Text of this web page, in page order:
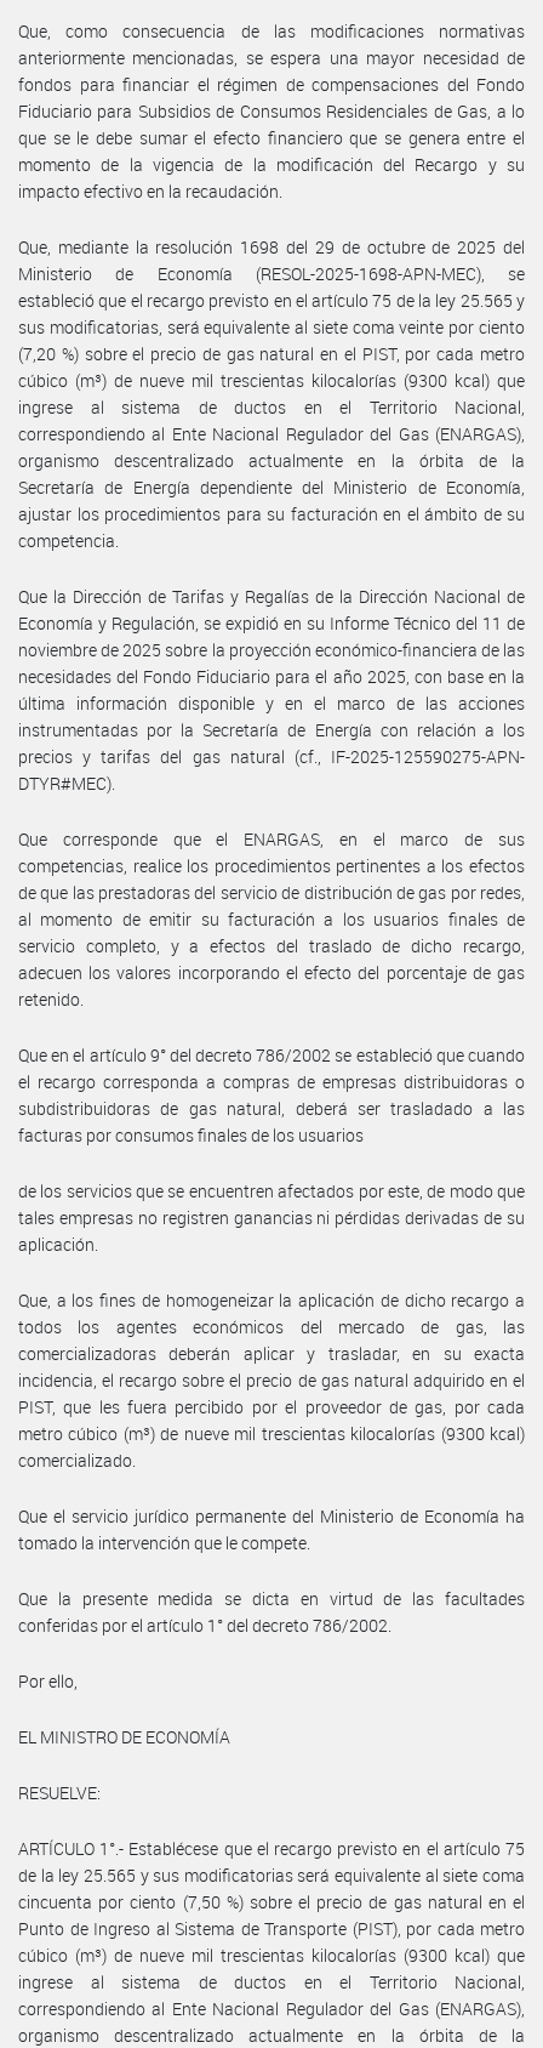
Que, como consecuencia de las modificaciones normativas
anteriormente mencionadas, se espera una mayor necesidad de
fondos para financiar el régimen de compensaciones del Fondo
Fiduciario para Subsidios de Consumos Residenciales de Gas, a lo
que se le debe sumar el efecto financiero que se genera entre el
momento de la vigencia de la modificación del Recargo y su
impacto efectivo en la recaudación.
Que, mediante la resolución 1698 del 29 de octubre de 2025 del
Ministerio de Economía (RESOL-2025-1698-APN-MEC), se
estableció que el recargo previsto en el artículo 75 de la ley 25.565 y
sus modificatorias, será equivalente al siete coma veinte por ciento
(7,20 %) sobre el precio de gas natural en el PIST, por cada metro
cúbico (m³) de nueve mil trescientas kilocalorías (9300 kcal) que
ingrese al sistema de ductos en el Territorio Nacional,
correspondiendo al Ente Nacional Regulador del Gas (ENARGAS),
organismo descentralizado actualmente en la órbita de la
Secretaría de Energía dependiente del Ministerio de Economía,
ajustar los procedimientos para su facturación en el ámbito de su
competencia.
Que la Dirección de Tarifas y Regalías de la Dirección Nacional de
Economía y Regulación, se expidió en su Informe Técnico del 11 de
noviembre de 2025 sobre la proyección económico-financiera de las
necesidades del Fondo Fiduciario para el año 2025, con base en la
última información disponible y en el marco de las acciones
instrumentadas por la Secretaría de Energía con relación a los
precios y tarifas del gas natural (cf., IF-2025-125590275-APN-
DTYR#MEC).
Que corresponde que el ENARGAS, en el marco de sus
competencias, realice los procedimientos pertinentes a los efectos
de que las prestadoras del servicio de distribución de gas por redes,
al momento de emitir su facturación a los usuarios finales de
servicio completo, y a efectos del traslado de dicho recargo,
adecuen los valores incorporando el efecto del porcentaje de gas
retenido.
Que en el artículo 9° del decreto 786/2002 se estableció que cuando
el recargo corresponda a compras de empresas distribuidoras o
subdistribuidoras de gas natural, deberá ser trasladado a las
facturas por consumos finales de los usuarios
de los servicios que se encuentren afectados por este, de modo que
tales empresas no registren ganancias ni pérdidas derivadas de su
aplicación.
Que, a los fines de homogeneizar la aplicación de dicho recargo a
todos los agentes económicos del mercado de gas, las
comercializadoras deberán aplicar y trasladar, en su exacta
incidencia, el recargo sobre el precio de gas natural adquirido en el
PIST, que les fuera percibido por el proveedor de gas, por cada
metro cúbico (m³) de nueve mil trescientas kilocalorías (9300 kcal)
comercializado.
Que el servicio jurídico permanente del Ministerio de Economía ha
tomado la intervención que le compete.
Que la presente medida se dicta en virtud de las facultades
conferidas por el artículo 1° del decreto 786/2002.
Por ello,
EL MINISTRO DE ECONOMÍA
RESUELVE:
ARTÍCULO 1°.- Establécese que el recargo previsto en el artículo 75
de la ley 25.565 y sus modificatorias será equivalente al siete coma
cincuenta por ciento (7,50 %) sobre el precio de gas natural en el
Punto de Ingreso al Sistema de Transporte (PIST), por cada metro
cúbico (m³) de nueve mil trescientas kilocalorías (9300 kcal) que
ingrese al sistema de ductos en el Territorio Nacional,
correspondiendo al Ente Nacional Regulador del Gas (ENARGAS),
organismo descentralizado actualmente en la órbita de la